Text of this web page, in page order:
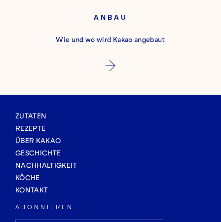
ANBAU
Wie und wo wird Kakao angebaut
ZUTATEN
REZEPTE
ÜBER KAKAO
GESCHICHTE
NACHHALTIGKEIT
KÖCHE
KONTAKT
ABONNIEREN